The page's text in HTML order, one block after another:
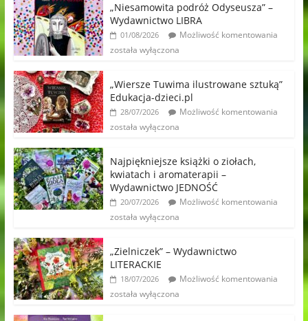
„Niesamowita podróż Odyseusza” –
Wydawnictwo LIBRA
01/08/2026
Możliwość komentowania
została wyłączona
„Wiersze Tuwima ilustrowane sztuką”
Edukacja-dzieci.pl
28/07/2026
Możliwość komentowania
została wyłączona
Najpiękniejsze książki o ziołach,
kwiatach i aromaterapii –
Wydawnictwo JEDNOŚĆ
20/07/2026
Możliwość komentowania
została wyłączona
„Zielniczek” – Wydawnictwo
LITERACKIE
18/07/2026
Możliwość komentowania
została wyłączona